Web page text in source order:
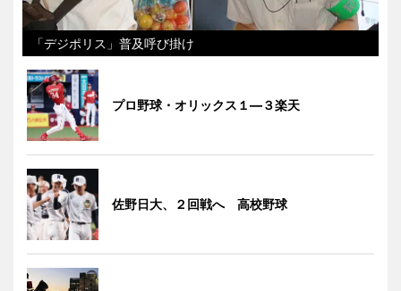
「デジポリス」普及呼び掛け
プロ野球・オリックス１―３楽天
佐野日大、２回戦へ 高校野球